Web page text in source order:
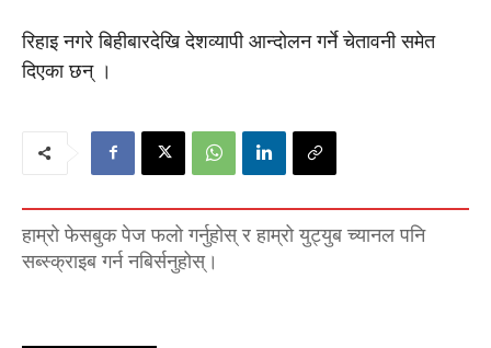
रिहाइ नगरे बिहीबारदेखि देशव्यापी आन्दोलन गर्ने चेतावनी समेत
दिएका छन् ।
हाम्रो फेसबुक पेज फलो गर्नुहोस् र हाम्रो युट्युब च्यानल पनि
सब्स्क्राइब गर्न नबिर्सनुहोस्।